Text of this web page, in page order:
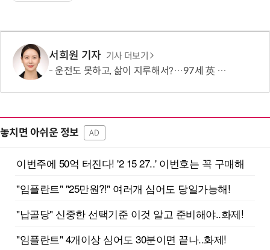
서희원 기자 기사 더보기
운전도 못하고, 삶이 지루해서?…97세 英 할머니, 비행기 날개에 매달렸다
놓치면 아쉬운 정보 AD